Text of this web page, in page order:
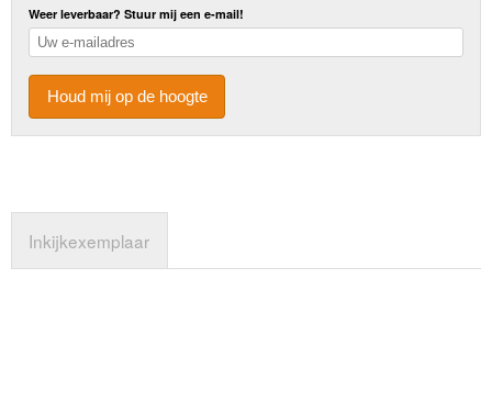
Weer leverbaar? Stuur mij een e-mail!
Houd mij op de hoogte
Inkijkexemplaar